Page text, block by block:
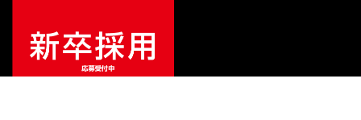
販売価格¥770 （税込）